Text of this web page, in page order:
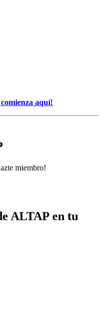
comienza aquí!
miembro!
ALTAP en tu